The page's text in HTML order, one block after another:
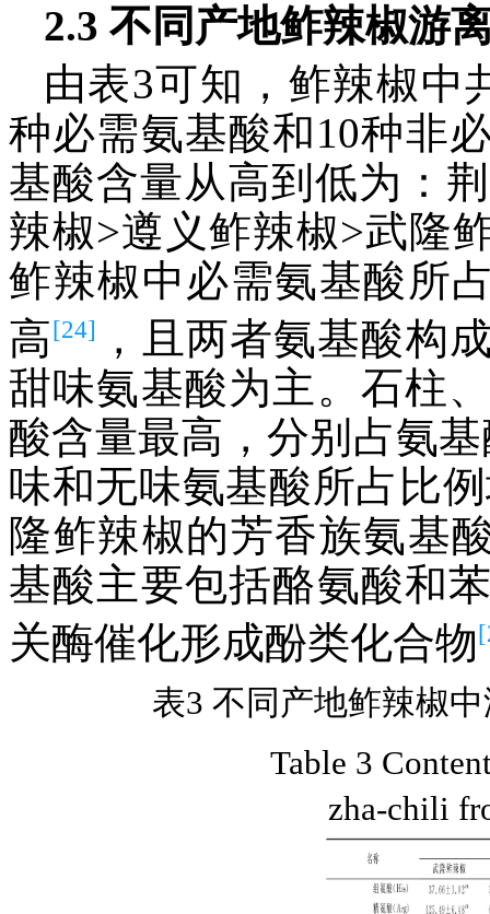
2.3 不同产地鲊辣椒游
由表3可知，鲊辣椒中
种必需氨基酸和10种非
基酸含量从高到低为：
辣椒>遵义鲊辣椒>武隆
鲊辣椒中必需氨基酸所
高[24]
，且两者氨基酸构
甜味氨基酸为主。石柱
酸含量最高，分别占氨
味和无味氨基酸所占比
隆鲊辣椒的芳香族氨基
基酸主要包括酪氨酸和
关酶催化形成酚类化合物
表3 不同产地鲊辣椒
Table 3
zha-chili